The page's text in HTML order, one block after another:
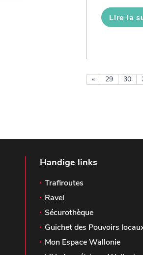
Lire la
« 29 30
Handige links
Trafiroutes
Ravel
Sécurothèque
Guichet des Pouvoirs
Mon Espace Wallonie